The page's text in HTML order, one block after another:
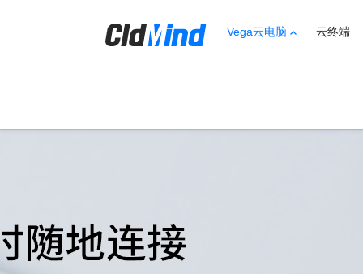
Vega云电脑 云终端